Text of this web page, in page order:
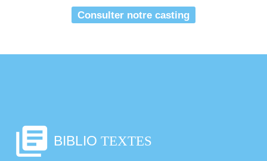
Consulter notre casting
library_books BIBLIOTEXTES